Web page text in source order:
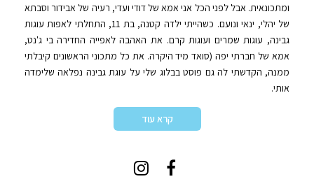
ומתכונאית. אבל לפני הכל אני אמא של דודי ועדי, רעיה של אבידור וסבתא
של יהלי, ינאי ונועם. כשהייתי ילדה קטנה, בת 11, התחלתי לאפות עוגות
גבינה, עוגות שמרים ועוגות קרם. את האהבה לאפייה החדירה בי ג'נט,
אמא של חברתי יפה (סואד מיד היקרה. את כל מתכוני הראשונים קיבלתי
ממנה, הקדשתי לה גם פוסט בבלוג שלי על עוגת גבינה נפלאה שלימדה
אותי.
קרא עוד